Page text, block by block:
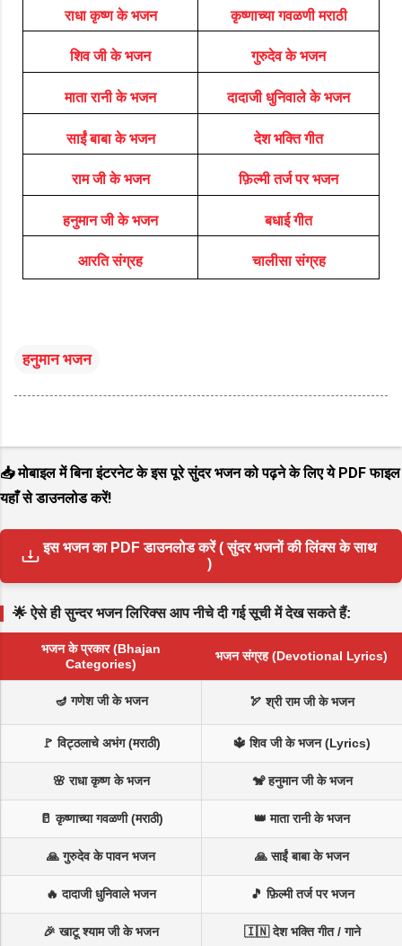
राधा कृष्ण के भजन कृष्णाच्या गवळणी मराठी
शिव जी के भजन गुरुदेव के भजन
माता रानी के भजन दादाजी धुनिवाले के भजन
साईं बाबा के भजन देश भक्ति गीत
राम जी के भजन फ़िल्मी तर्ज पर भजन
हनुमान जी के भजन बधाई गीत
आरति संग्रह चालीसा संग्रह
हनुमान भजन
📥 मोबाइल में बिना इंटरनेट के इस पूरे सुंदर भजन को पढ़ने के लिए ये PDF फाइल
यहाँ से डाउनलोड करें!
इस भजन का PDF डाउनलोड करें ( सुंदर भजनों की लिंक्स के साथ
)
🌟 ऐसे ही सुन्दर भजन लिरिक्स आप नीचे दी गई सूची में देख सकते हैं:
भजन के प्रकार (Bhajan
Categories)
भजन संग्रह (Devotional Lyrics)
🪔 गणेश जी के भजन 🏹 श्री राम जी के भजन
🚩 विट्ठलाचे अभंग (मराठी) 🔱 शिव जी के भजन (Lyrics)
🌸 राधा कृष्ण के भजन 🐒 हनुमान जी के भजन
🥛 कृष्णाच्या गवळणी (मराठी) 👑 माता रानी के भजन
🙏 गुरुदेव के पावन भजन 🙏 साईं बाबा के भजन
🔥 दादाजी धुनिवाले भजन 🎵 फ़िल्मी तर्ज पर भजन
🎉 खाटू श्याम जी के भजन 🇮🇳 देश भक्ति गीत / गाने